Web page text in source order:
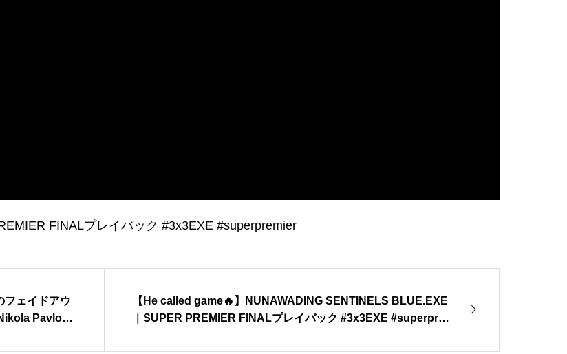
FINALプレイバック #3x3EXE #superpremier
フェイドアウ
Pavlovi
【He called game🔥】NUNAWADING SENTINELS BLUE.EXE
｜SUPER PREMIER FINALプレイバック #3x3EXE #superpre